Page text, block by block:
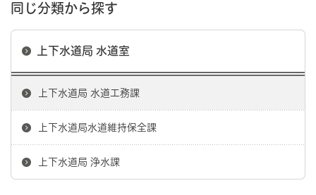
同じ分類から探す
上下水道局 水道室
上下水道局 水道工務課
上下水道局水道維持保全課
上下水道局 浄水課